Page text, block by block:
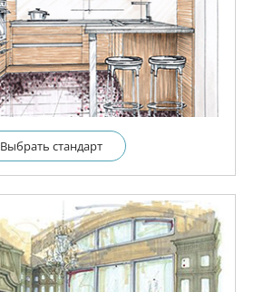
Выбрать cтандарт